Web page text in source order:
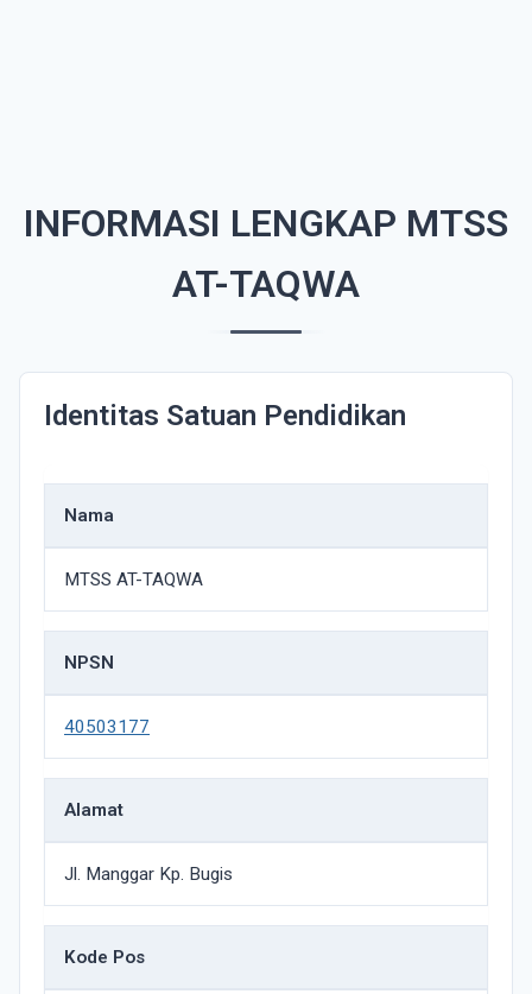
INFORMASI LENGKAP MTSS
AT-TAQWA
Identitas Satuan Pendidikan
Nama
MTSS AT-TAQWA
NPSN
40503177
Alamat
Jl. Manggar Kp. Bugis
Kode Pos